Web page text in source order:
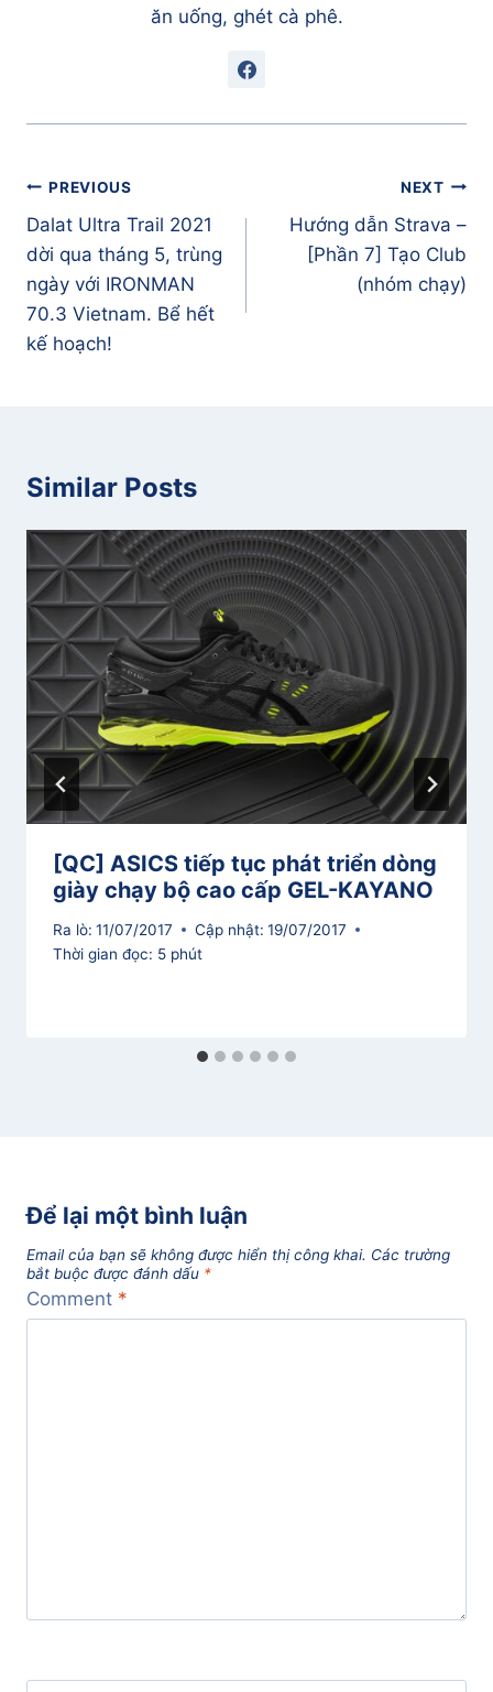
ăn uống, ghét cà phê.
Điều
hướng
bài
viết
PREVIOUS
Dalat Ultra Trail 2021
dời qua tháng 5, trùng
ngày với IRONMAN
70.3 Vietnam. Bể hết
kế hoạch!
NEXT
Hướng dẫn Strava –
[Phần 7] Tạo Club
(nhóm chạy)
Similar Posts
[QC] ASICS tiếp tục phát triển dòng
giày chạy bộ cao cấp GEL-KAYANO
Ra lò: 11/07/2017 Cập nhật: 19/07/2017
Thời gian đọc: 5 phút
Để lại một bình luận
Email của bạn sẽ không được hiển thị công khai. Các trường
bắt buộc được đánh dấu *
Comment *